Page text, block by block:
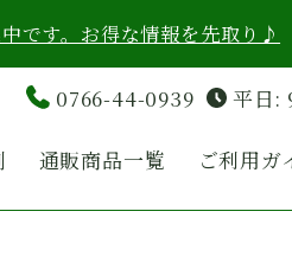
です。お得な情報を先取り♪
0766-44-0939 平日:
通販商品一覧 ご利用ガ